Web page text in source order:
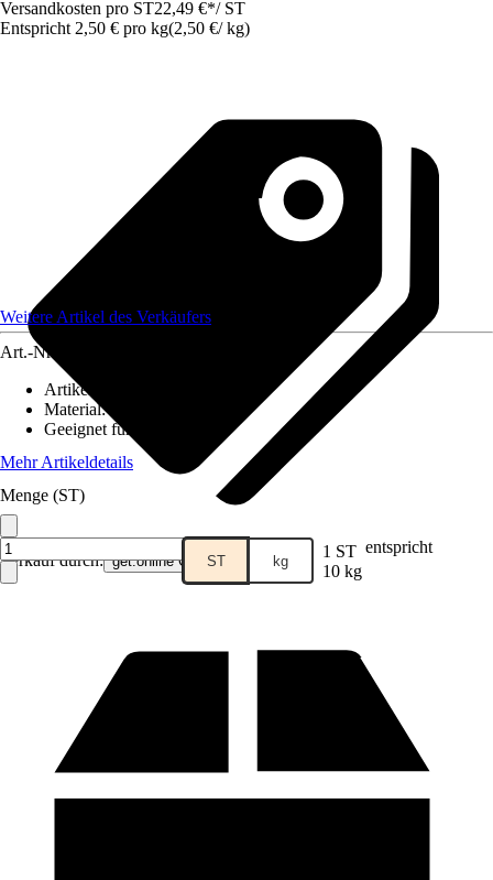
Versandkosten pro ST22,49 €*/ ST
Entspricht 2,50 € pro kg(2,50 €/ kg)
Verkauf durch: get.online GmbH
Weitere Artikel des Verkäufers
Art.-Nr.
Artikeltyp
Material:
Geeignet für
Mehr Artikeldetails
Menge (ST)
ST kg 1 ST entspricht
10 kg